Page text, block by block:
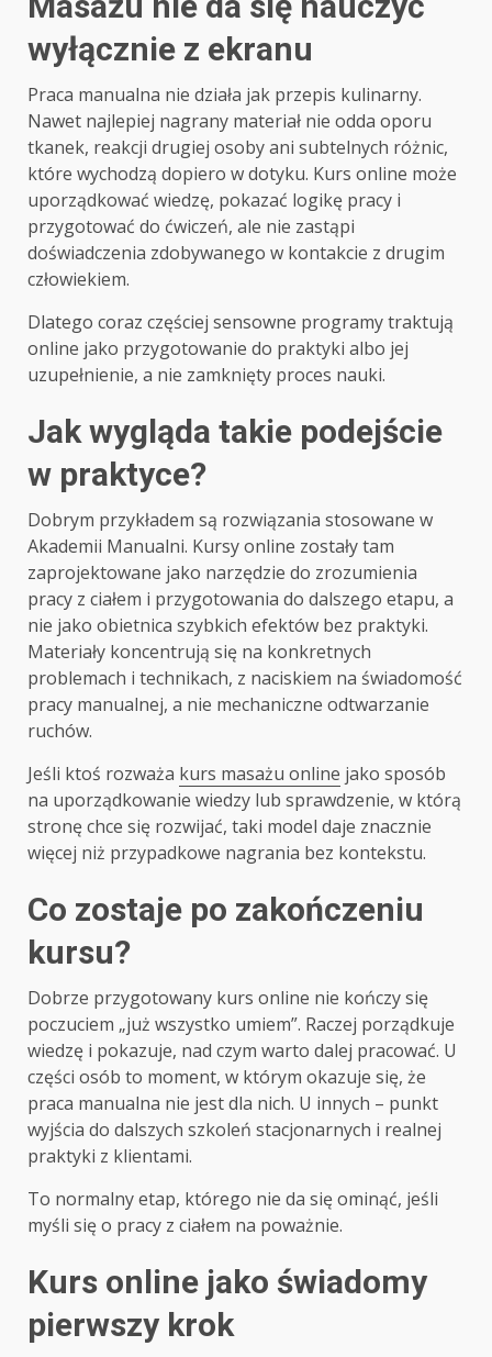
wyłącznie z ekranu
Praca manualna nie działa jak przepis kulinarny.
Nawet najlepiej nagrany materiał nie odda oporu
tkanek, reakcji drugiej osoby ani subtelnych różnic,
które wychodzą dopiero w dotyku. Kurs online może
uporządkować wiedzę, pokazać logikę pracy i
przygotować do ćwiczeń, ale nie zastąpi
doświadczenia zdobywanego w kontakcie z drugim
człowiekiem.
Dlatego coraz częściej sensowne programy traktują
online jako przygotowanie do praktyki albo jej
uzupełnienie, a nie zamknięty proces nauki.
Jak wygląda takie podejście
w praktyce?
Dobrym przykładem są rozwiązania stosowane w
Akademii Manualni. Kursy online zostały tam
zaprojektowane jako narzędzie do zrozumienia
pracy z ciałem i przygotowania do dalszego etapu, a
nie jako obietnica szybkich efektów bez praktyki.
Materiały koncentrują się na konkretnych
problemach i technikach, z naciskiem na świadomość
pracy manualnej, a nie mechaniczne odtwarzanie
ruchów.
Jeśli ktoś rozważa kurs masażu online jako sposób
na uporządkowanie wiedzy lub sprawdzenie, w którą
stronę chce się rozwijać, taki model daje znacznie
więcej niż przypadkowe nagrania bez kontekstu.
Co zostaje po zakończeniu
kursu?
Dobrze przygotowany kurs online nie kończy się
poczuciem „już wszystko umiem”. Raczej porządkuje
wiedzę i pokazuje, nad czym warto dalej pracować. U
części osób to moment, w którym okazuje się, że
praca manualna nie jest dla nich. U innych – punkt
wyjścia do dalszych szkoleń stacjonarnych i realnej
praktyki z klientami.
To normalny etap, którego nie da się ominąć, jeśli
myśli się o pracy z ciałem na poważnie.
Kurs online jako świadomy
pierwszy krok